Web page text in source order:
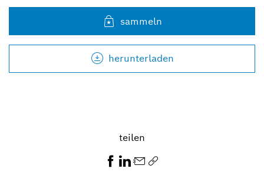
sammeln
herunterladen
teilen